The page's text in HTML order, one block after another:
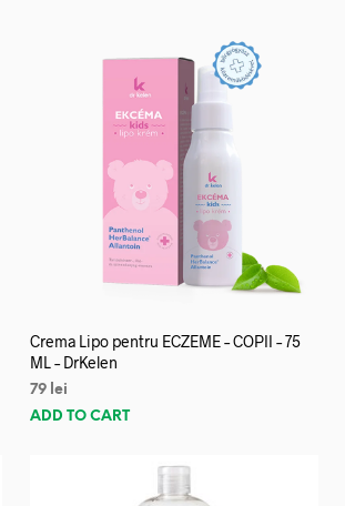
Crema Lipo pentru ECZEME – COPII – 75
ML – DrKelen
79 lei
ADD TO CART